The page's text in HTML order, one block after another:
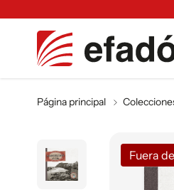
Página principal
Fuera